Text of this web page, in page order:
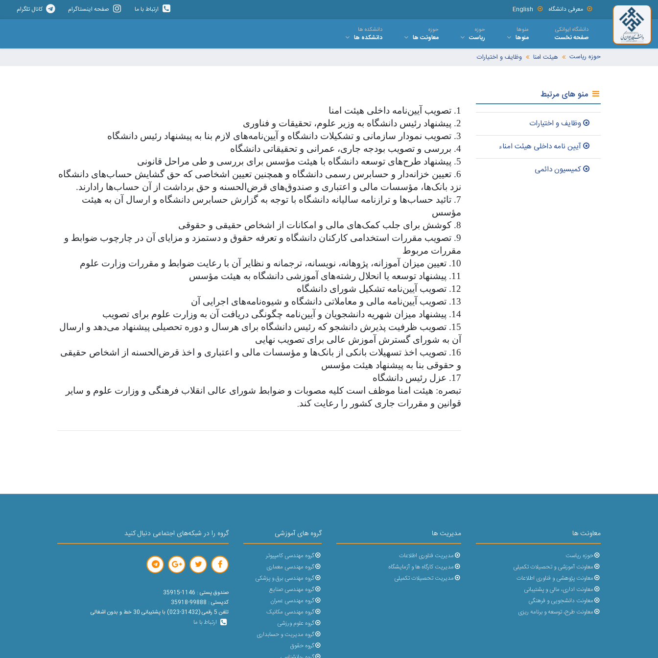
کانال تلگرام صفحه اینستاگرام ارتباط با ما معرفی دانشگاه English
دانشگاه ایوانکی
صفحه نخست
منوها
منوها
حوزه
ریاست
حوزه
معاونت ها
دانشکده ها
دانشکده ها
حوزه ریاست هیئت امنا وظایف و اختیارات
منو های مرتبط
وظایف و اختیارات
آیین نامه داخلی هیئت امناء
کمیسیون دائمی
1. تصویب آیین‌نامه داخلی هیئت امنا
2. پیشنهاد رئیس دانشگاه به وزیر علوم، تحقیقات و فناوری
3. تصویب نمودار سازمانی و تشکیلات دانشگاه و آیین‌نامه‌های لازم بنا به پیشنهاد رئیس دانشگاه
4. بررسی و تصویب بودجه جاری، عمرانی و تحقیقاتی دانشگاه
5. پیشنهاد طرح‌های توسعه دانشگاه با هیئت مؤسس برای بررسی و طی مراحل قانونی
6. تعیین خزانه‌دار و حسابرس رسمی دانشگاه و همچنین تعیین اشخاصی که حق گشایش حساب‌های دانشگاه
نزد بانک‌ها، مؤسسات مالی و اعتباری و صندوق‌های قرض‌الحسنه و حق برداشت از آن حساب‌ها رادارند.
7. تائید حساب‌ها و ترازنامه سالیانه دانشگاه با توجه به گزارش حسابرس دانشگاه و ارسال آن به هیئت
مؤسس
8. کوشش برای جلب کمک‌های مالی و امکانات از اشخاص حقیقی و حقوقی
9. تصویب مقررات استخدامی کارکنان دانشگاه و تعرفه حقوق و دستمزد و مزایای آن در چارچوب ضوابط و
مقررات مربوط
10. تعیین میزان آموزانه، پژوهانه، نویسانه، ترجمانه و نظایر آن با رعایت ضوابط و مقررات وزارت علوم
11. پیشنهاد توسعه یا انحلال رشته‌های آموزشی دانشگاه به هیئت مؤسس
12. تصویب آیین‌نامه تشکیل شورای دانشگاه
13. تصویب آیین‌نامه مالی و معاملاتی دانشگاه و شیوه‌نامه‌های اجرایی آن
14. پیشنهاد میزان شهریه دانشجویان و آیین‌نامه چگونگی دریافت آن به وزارت علوم برای تصویب
15. تصویب ظرفیت پذیرش دانشجو که رئیس دانشگاه برای هرسال و دوره تحصیلی پیشنهاد می‌دهد و ارسال
آن به شورای گسترش آموزش عالی برای تصویب نهایی
16. تصویب اخذ تسهیلات بانکی از بانک‌ها و مؤسسات مالی و اعتباری و اخذ قرض‌الحسنه از اشخاص حقیقی
و حقوقی بنا به پیشنهاد هیئت مؤسس
17. عزل رئیس دانشگاه
تبصره: هیئت امنا موظف است کلیه مصوبات و ضوابط شورای عالی انقلاب فرهنگی و وزارت علوم و سایر
قوانین و مقررات جاری کشور را رعایت کند.
معاونت ها
حوزه ریاست
معاونت آموزشی و تحصیلات تکمیلی
معاونت پژوهشی و فناوری اطلاعات
معاونت اداری، مالی و پشتیبانی
معاونت دانشجویی و فرهنگی
معاونت طرح، توسعه و برنامه ریزی
مدیریت ها
مدیریت فناوری اطلاعات
مدیریت کارگاه ها و آزمایشگاه
مدیریت تحصیلات تکمیلی
گروه های آموزشی
گروه مهندسی کامپیوتر
گروه مهندسی معماری
گروه مهندسی برق و پزشکی
گروه مهندسی صنایع
گروه مهندسی عمران
گروه مهندسی مکانیک
گروه علوم ورزشی
گروه مدیریت و حسابداری
گروه حقوق
گروه را در شبکه‌های اجتماعی دنبال کنید
صندوق پستی : 1146-35915
کدپستی : 99888-35918
تلفن 5 رقمی (31432-023) با پشتیبانی 30 خط و بدون اشغالی
ارتباط با ما